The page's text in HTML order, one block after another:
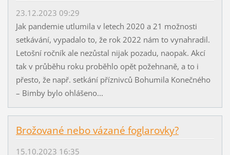
23.12.2023 09:29
Jak pandemie utlumila v letech 2020 a 21 možnosti
setkávání, vypadalo to, že rok 2022 nám to vynahradil.
Letošní ročník ale nezůstal nijak pozadu, naopak. Akcí
tak v průběhu roku proběhlo opět požehnaně, a to i
přesto, že např. setkání příznivců Bohumila Konečného
– Bimby bylo ohlášeno...
Brožované nebo vázané foglarovky?
15.10.2023 16:35